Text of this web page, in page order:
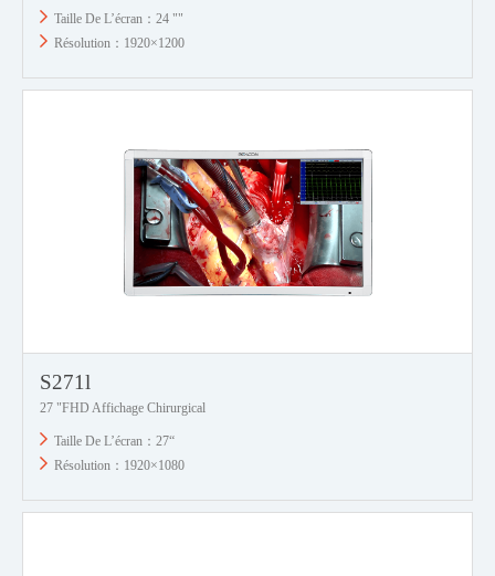
Taille De L’écran：24 ""
Résolution：1920×1200
S271l
27 "FHD Affichage Chirurgical
Taille De L’écran：27“
Résolution：1920×1080